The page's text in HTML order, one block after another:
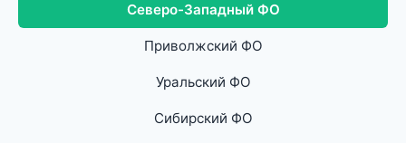
Северо-Западный ФО
Приволжский ФО
Уральский ФО
Сибирский ФО